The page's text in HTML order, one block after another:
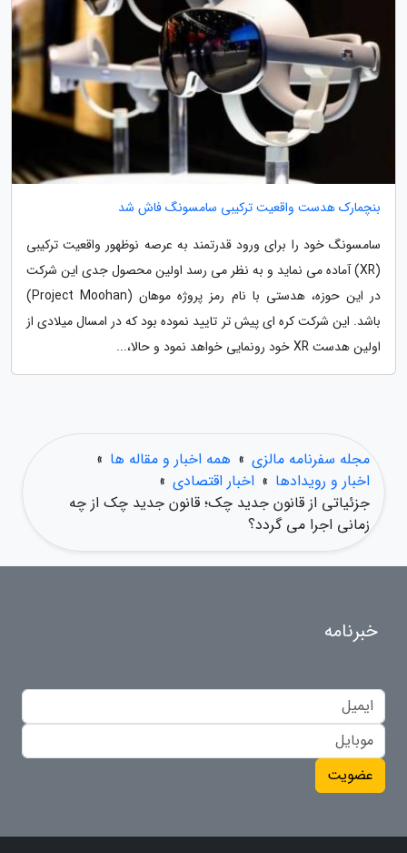
بنچمارک هدست واقعیت ترکیبی سامسونگ فاش شد
سامسونگ خود را برای ورود قدرتمند به عرصه نوظهور واقعیت ترکیبی
(XR) آماده می نماید و به نظر می رسد اولین محصول جدی این شرکت
در این حوزه، هدستی با نام رمز پروژه موهان (Project Moohan)
باشد. این شرکت کره ای پیش تر تایید نموده بود که در امسال میلادی از
اولین هدست XR خود رونمایی خواهد نمود و حالا،...
مجله سفرنامه مالزی » همه اخبار و مقاله ها »
اخبار و رویدادها » اخبار اقتصادی »
جزئیاتی از قانون جدید چک؛ قانون جدید چک از چه
زمانی اجرا می گردد؟
خبرنامه
عضویت